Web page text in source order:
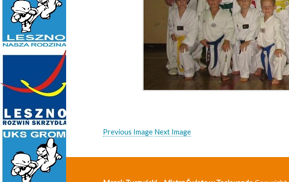
Previous Image Next Image